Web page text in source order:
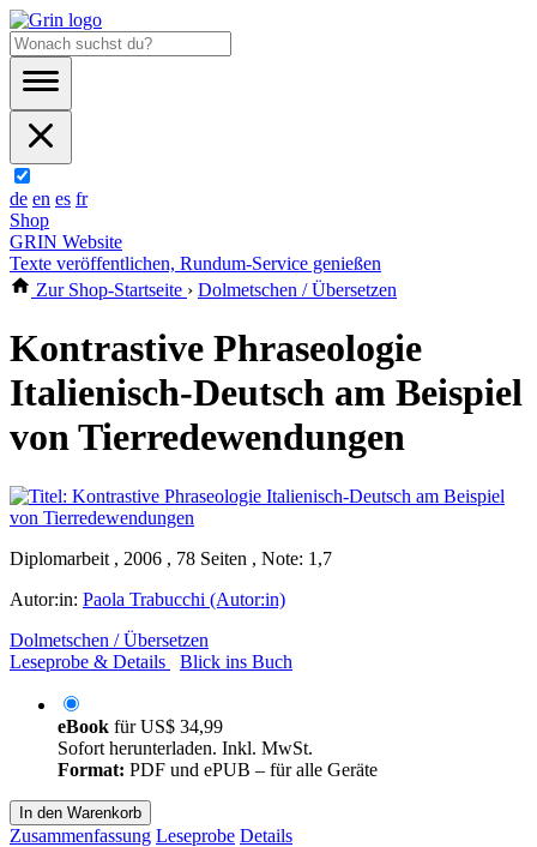
de en es fr
Shop
GRIN Website
Texte veröffentlichen, Rundum-Service genießen
Zur Shop-Startseite › Dolmetschen / Übersetzen
Kontrastive Phraseologie
Italienisch-Deutsch am Beispiel
von Tierredewendungen
Diplomarbeit , 2006 , 78 Seiten , Note: 1,7
Autor:in: Paola Trabucchi (Autor:in)
Dolmetschen / Übersetzen
Leseprobe & Details
Blick ins Buch
eBook fürUS$ 34,99
Sofort herunterladen. Inkl. MwSt.
Format: PDF und ePUB – für alle Geräte
In den Warenkorb
Zusammenfassung Leseprobe Details